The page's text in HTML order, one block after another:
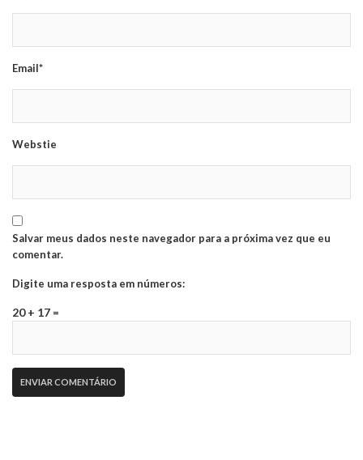
Email*
Webstie
Salvar meus dados neste navegador para a próxima vez que eu
comentar.
Digite uma resposta em números:
20 + 17 =